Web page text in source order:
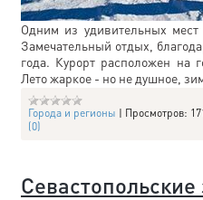
Одним из удивительных
Замечательный отдых,
года. Курорт расположен на
Лето жаркое - но не душное,
Города и регионы | Просмотров:
(0)